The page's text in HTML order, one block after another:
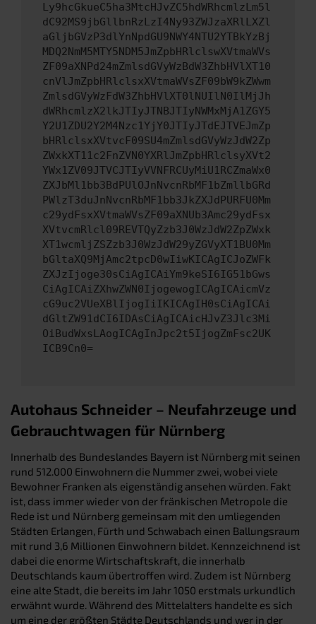
Ly9hcGkueC5ha3MtcHJvZC5hdWRhcmlzLm5l
dC92MS9jbGllbnRzLzI4Ny93ZWJzaXRlLXZl
aGljbGVzP3dlYnNpdGU9NWY4NTU2YTBkYzBj
MDQ2NmM5MTY5NDM5JmZpbHRlclswXVtmaWVs
ZF09aXNPd24mZmlsdGVyWzBdW3ZhbHVlXT10
cnVlJmZpbHRlclsxXVtmaWVsZF09bW9kZWwm
ZmlsdGVyWzFdW3ZhbHVlXT0lNUIlN0IlMjJh
dWRhcmlzX2lkJTIyJTNBJTIyNWMxMjA1ZGY5
Y2U1ZDU2Y2M4Nzc1YjY0JTIyJTdEJTVEJmZp
bHRlclsxXVtvcF09SU4mZmlsdGVyWzJdW2Zp
ZWxkXT11c2FnZVN0YXRlJmZpbHRlclsyXVt2
YWx1ZV09JTVCJTIyVVNFRCUyMiU1RCZmaWx0
ZXJbMl1bb3BdPUlOJnNvcnRbMF1bZmllbGRd
PWlzT3duJnNvcnRbMF1bb3JkZXJdPURFU0Mm
c29ydFsxXVtmaWVsZF09aXNUb3Amc29ydFsx
XVtvcmRlcl09REVTQyZzb3J0WzJdW2ZpZWxk
XT1wcmljZSZzb3J0WzJdW29yZGVyXT1BU0Mm
bGltaXQ9MjAmc2tpcD0wIiwKICAgICJoZWFk
ZXJzIjoge30sCiAgICAiYm9keSI6IG51bGws
CiAgICAiZXhwZWN0IjogewogICAgICAicmVz
cG9uc2VUeXBlIjogIiIKICAgIH0sCiAgICAi
dGltZW91dCI6IDAsCiAgICAicHJvZ3Jlc3Mi
OiBudWxsLAogICAgInJpc2t5IjogZmFsc2UK
ICB9Cn0=
Autohaus Schneider – Neufahrzeuge und
Gebrauchtwagen für Nürnberg
Innerhalb des Bundeslandes Bayern ist Nürnberg mit seinen
rund 512.000 Einwohnern die Nummer zwei, wobei viele
Bewohner Franken als eigenständig ansehen würden. Fakt
ist, dass immer wieder von der fränkischen Metropole die
Rede ist und Nürnberg gemeinsam mit den umliegenden
Städten Erlangen, Fürth und Schwabach einen Ballungsraum
mit rund 3,6 Millionen Einwohnern bildet. Kennzeichnend ist
dabei die enorme Wirtschaftskraft, die innerhalb
Deutschlands kaum übertroffen wird. Zudem ist Nürnberg
eine alte Stadt, die bereits im Jahr 1050 erstmals urkundlich
erwähnt wurde. Während des Mittelalters handelte es sich
um eine der größten Städte Deutschlands und wer in der